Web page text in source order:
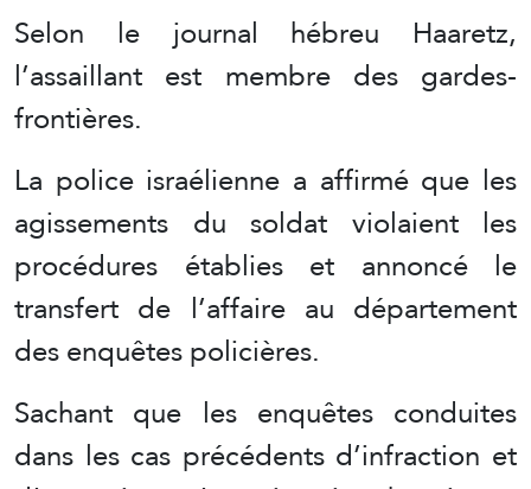
Selon le journal hébreu Haaretz,
l’assaillant est membre des gardes-
frontières.
La police israélienne a affirmé que les
agissements du soldat violaient les
procédures établies et annoncé le
transfert de l’affaire au département
des enquêtes policières.
Sachant que les enquêtes conduites
dans les cas précédents d’infraction et